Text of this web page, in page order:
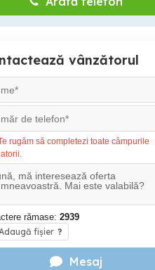
vânzătorul
rugăm să completezi toate câmpurile
rămase: 2939
fișier ?
Mesaj